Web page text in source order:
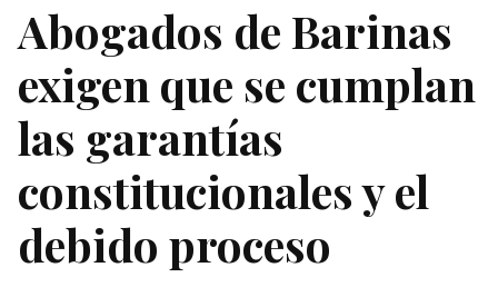
Abogados de Barinas
exigen que se cumplan
las garantías
constitucionales y el
debido proceso